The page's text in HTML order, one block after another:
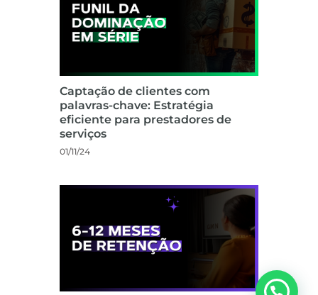
Captação de clientes com
palavras-chave: Estratégia
eficiente para prestadores de
serviços
01/11/24